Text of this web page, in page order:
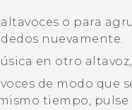
o para
nuevamente.
en otro
de modo que
tiempo,